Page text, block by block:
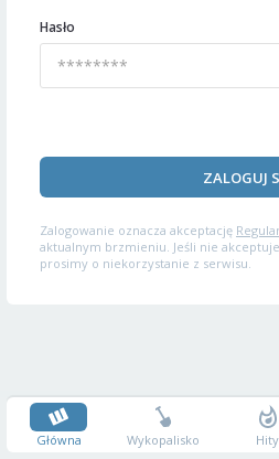
Hasło
ZALOGUJ
Zalogowanie oznacza akceptację
aktualnym brzmieniu. Jeśli nie
prosimy o niekorzystanie z serwisu.
Główna Wykopalisko Hity